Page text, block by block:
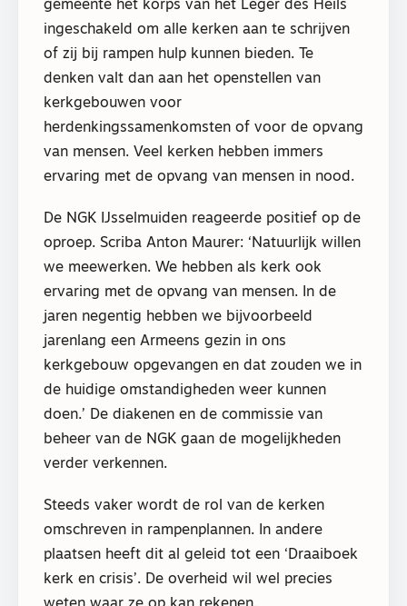
gemeente het korps van het Leger des Heils
ingeschakeld om alle kerken aan te schrijven
of zij bij rampen hulp kunnen bieden. Te
denken valt dan aan het openstellen van
kerkgebouwen voor
herdenkingssamenkomsten of voor de opvang
van mensen. Veel kerken hebben immers
ervaring met de opvang van mensen in nood.
De NGK IJsselmuiden reageerde positief op de
oproep. Scriba Anton Maurer: ‘Natuurlijk willen
we meewerken. We hebben als kerk ook
ervaring met de opvang van mensen. In de
jaren negentig hebben we bijvoorbeeld
jarenlang een Armeens gezin in ons
kerkgebouw opgevangen en dat zouden we in
de huidige omstandigheden weer kunnen
doen.’ De diakenen en de commissie van
beheer van de NGK gaan de mogelijkheden
verder verkennen.
Steeds vaker wordt de rol van de kerken
omschreven in rampenplannen. In andere
plaatsen heeft dit al geleid tot een ‘Draaiboek
kerk en crisis’. De overheid wil wel precies